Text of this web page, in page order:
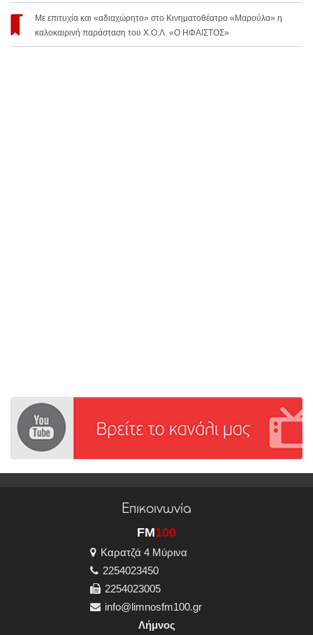
Με επιτυχία και «αδιαχώρητο» στο Κινηματοθέατρο «Μαρούλα» η
καλοκαιρινή παράσταση του Χ.Ο.Λ. «Ο ΗΦΑΙΣΤΟΣ»
Επικοινωνία
FM100
Καρατζά 4 Μύρινα
2254023450
2254023005
info@limnosfm100.gr
Λήμνος